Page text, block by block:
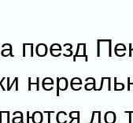
поезд
до